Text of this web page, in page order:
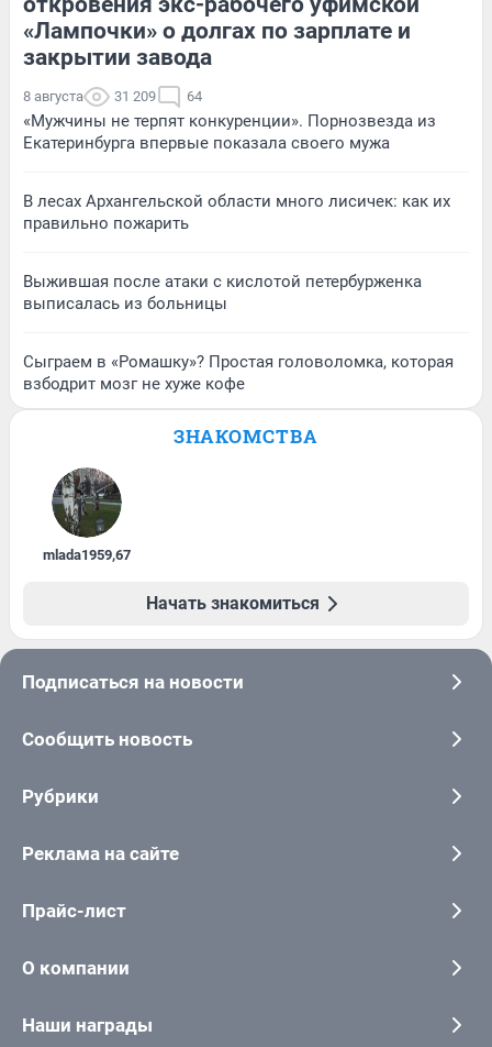
«Лампочки» о долгах по зарплате и
закрытии завода
8 августа 31 209 64
«Мужчины не терпят конкуренции». Порнозвезда из
Екатеринбурга впервые показала своего мужа
В лесах Архангельской области много лисичек: как их
правильно пожарить
Выжившая после атаки с кислотой петербурженка
выписалась из больницы
Сыграем в «Ромашку»? Простая головоломка, которая
взбодрит мозг не хуже кофе
ЗНАКОМСТВА
mlada1959,67
Начать знакомиться
Подписаться на новости
Сообщить новость
Рубрики
Реклама на сайте
Прайс-лист
О компании
Наши награды